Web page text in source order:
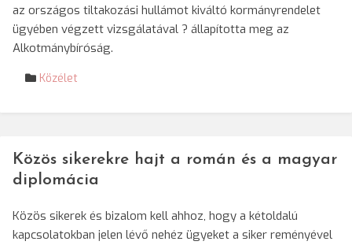
az országos tiltakozási hullámot kiváltó kormányrendelet
ügyében végzett vizsgálatával ? állapította meg az
Alkotmánybíróság.
Közélet
Közös sikerekre hajt a román és a magyar
diplomácia
Közös sikerek és bizalom kell ahhoz, hogy a kétoldalú
kapcsolatokban jelen lévő nehéz ügyeket a siker reményével